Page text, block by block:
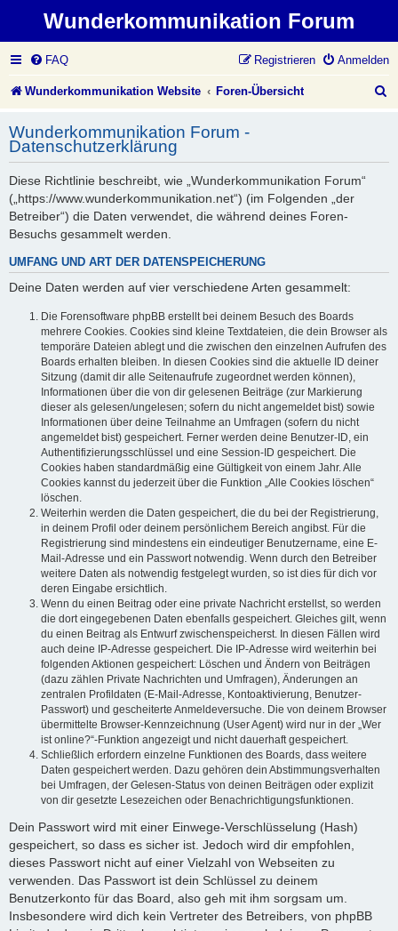
Wunderkommunikation Forum
FAQ Anmelden
Registrieren
Wunderkommunikation Website Foren-Übersicht
Wunderkommunikation Forum -
Datenschutzerklärung
Diese Richtlinie beschreibt, wie „Wunderkommunikation Forum“
(„https://www.wunderkommunikation.net“) (im Folgenden „der
Betreiber“) die Daten verwendet, die während deines Foren-
Besuchs gesammelt werden.
UMFANG UND ART DER DATENSPEICHERUNG
Deine Daten werden auf vier verschiedene Arten gesammelt:
Die Forensoftware phpBB erstellt bei deinem Besuch des Boards
mehrere Cookies. Cookies sind kleine Textdateien, die dein Browser als
temporäre Dateien ablegt und die zwischen den einzelnen Aufrufen des
Boards erhalten bleiben. In diesen Cookies sind die aktuelle ID deiner
Sitzung (damit dir alle Seitenaufrufe zugeordnet werden können),
Informationen über die von dir gelesenen Beiträge (zur Markierung
dieser als gelesen/ungelesen; sofern du nicht angemeldet bist) sowie
Informationen über deine Teilnahme an Umfragen (sofern du nicht
angemeldet bist) gespeichert. Ferner werden deine Benutzer-ID, ein
Authentifizierungsschlüssel und eine Session-ID gespeichert. Die
Cookies haben standardmäßig eine Gültigkeit von einem Jahr. Alle
Cookies kannst du jederzeit über die Funktion „Alle Cookies löschen“
löschen.
Weiterhin werden die Daten gespeichert, die du bei der Registrierung,
in deinem Profil oder deinem persönlichem Bereich angibst. Für die
Registrierung sind mindestens ein eindeutiger Benutzername, eine E-
Mail-Adresse und ein Passwort notwendig. Wenn durch den Betreiber
weitere Daten als notwendig festgelegt wurden, so ist dies für dich vor
deren Eingabe ersichtlich.
Wenn du einen Beitrag oder eine private Nachricht erstellst, so werden
die dort eingegebenen Daten ebenfalls gespeichert. Gleiches gilt, wenn
du einen Beitrag als Entwurf zwischenspeicherst. In diesen Fällen wird
auch deine IP-Adresse gespeichert. Die IP-Adresse wird weiterhin bei
folgenden Aktionen gespeichert: Löschen und Ändern von Beiträgen
(dazu zählen Private Nachrichten und Umfragen), Änderungen an
zentralen Profildaten (E-Mail-Adresse, Kontoaktivierung, Benutzer-
Passwort) und gescheiterte Anmeldeversuche. Die von deinem Browser
übermittelte Browser-Kennzeichnung (User Agent) wird nur in der „Wer
ist online?“-Funktion angezeigt und nicht dauerhaft gespeichert.
Schließlich erfordern einzelne Funktionen des Boards, dass weitere
Daten gespeichert werden. Dazu gehören dein Abstimmungsverhalten
bei Umfragen, der Gelesen-Status von deinen Beiträgen oder explizit
von dir gesetzte Lesezeichen oder Benachrichtigungsfunktionen.
Dein Passwort wird mit einer Einwege-Verschlüsselung (Hash)
gespeichert, so dass es sicher ist. Jedoch wird dir empfohlen,
dieses Passwort nicht auf einer Vielzahl von Webseiten zu
verwenden. Das Passwort ist dein Schlüssel zu deinem
Benutzerkonto für das Board, also geh mit ihm sorgsam um.
Insbesondere wird dich kein Vertreter des Betreibers, von phpBB